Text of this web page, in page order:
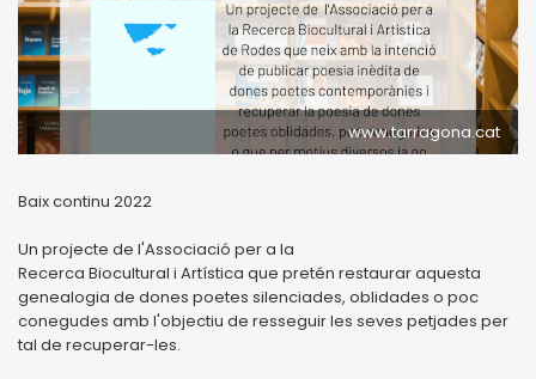
www.tarragona.cat
Baix continu 2022
Un projecte de l'Associació per a la
Recerca Biocultural i Artística que pretén restaurar aquesta
genealogia de dones poetes silenciades, oblidades o poc
conegudes amb l'objectiu de resseguir les seves petjades per
tal de recuperar-les.